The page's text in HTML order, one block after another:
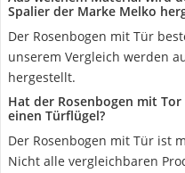
Spalier der Marke Melko
Der Rosenbogen mit Tür
unserem Vergleich werden
hergestellt.
Hat der Rosenbogen mit
einen Türflügel?
Der Rosenbogen mit Tür ist
Nicht alle vergleichbaren